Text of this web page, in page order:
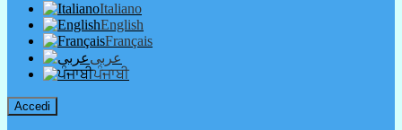
Italiano
English
Français
عربى
ਪੰਜਾਬੀ
Accedi